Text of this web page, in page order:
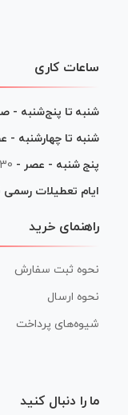
ساعات کاری
شنبه تا پنج‌شنبه -
شنبه تا چهارشنبه -
پنج شنبه - عصر -
ایام تعطیلات
راهنمای خرید
نحوه ثبت سفارش
نحوه ارسال
شیوه‌های پرداخت
ما را دنبال کنید